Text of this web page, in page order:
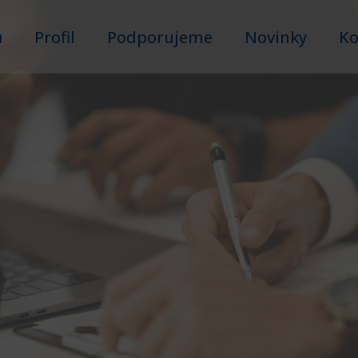
Profil Podporujeme Novinky